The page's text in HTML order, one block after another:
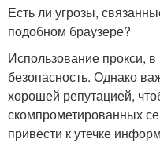
Есть ли угрозы,
подобном браузере?
Использование прокси,
безопасность. Однако
хорошей репутацией,
скомпрометированных
привести к утечке